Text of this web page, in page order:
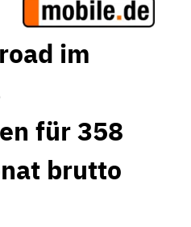
im
für 358
brutto